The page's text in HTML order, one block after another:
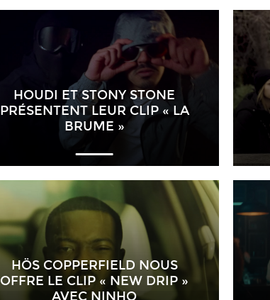
HOUDI ET STONY STONE
PRÉSENTENT LEUR CLIP « LA
BRUME »
HÖS COPPERFIELD NOUS
OFFRE LE CLIP « NEW DRIP »
AVEC NINHO